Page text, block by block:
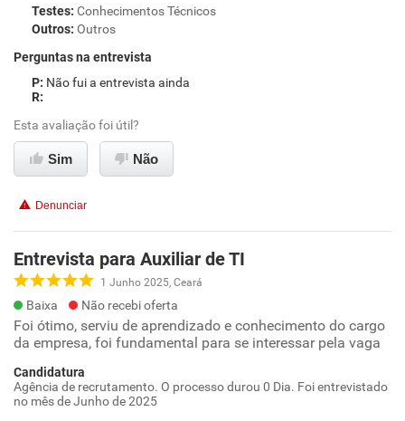
Testes: Conhecimentos Técnicos
Outros: Outros
Perguntas na entrevista
Não fui a entrevista ainda
Esta avaliação foi útil?
Sim Não
Denunciar
Entrevista para Auxiliar de TI
1 Junho 2025, Ceará
Baixa Não recebi oferta
Foi ótimo, serviu de aprendizado e conhecimento do cargo
da empresa, foi fundamental para se interessar pela vaga
Candidatura
Agência de recrutamento. O processo durou 0 Dia. Foi entrevistado
no mês de Junho de 2025